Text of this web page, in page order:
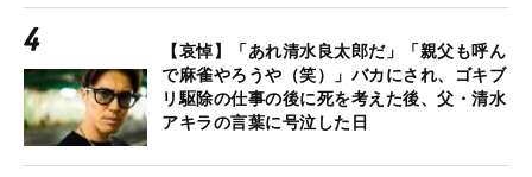
【哀悼】「あれ清水良太郎だ」「親父も呼ん
で麻雀やろうや（笑）」バカにされ、ゴキブ
リ駆除の仕事の後に死を考えた後、父・清水
アキラの言葉に号泣した日